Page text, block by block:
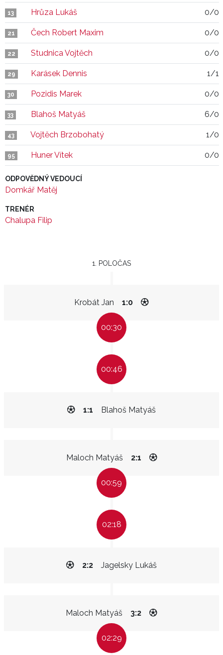
13 Hrůza Lukáš 0/0
21 Čech Robert Maxim 0/0
22 Studnica Vojtěch 0/0
29 Karásek Dennis 1/1
30 Pozidis Marek 0/0
33 Blahoš Matyáš 6/0
43 Vojtěch Brzobohatý 1/0
95 Huner Vítek 0/0
ODPOVĚDNÝ VEDOUCÍ
Domkář Matěj
TRENÉR
Chalupa Filip
1. POLOČAS
Krobát Jan 1:0
00:30
00:46
Blahoš Matyáš
1:1
Maloch Matyáš 2:1
00:59
02:18
Jagelsky Lukáš
2:2
Maloch Matyáš 3:2
02:29